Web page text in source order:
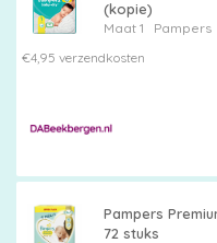
(kopie)
Maat 1 Pampers
€4,95 verzendkosten
Pampers
72 stuks